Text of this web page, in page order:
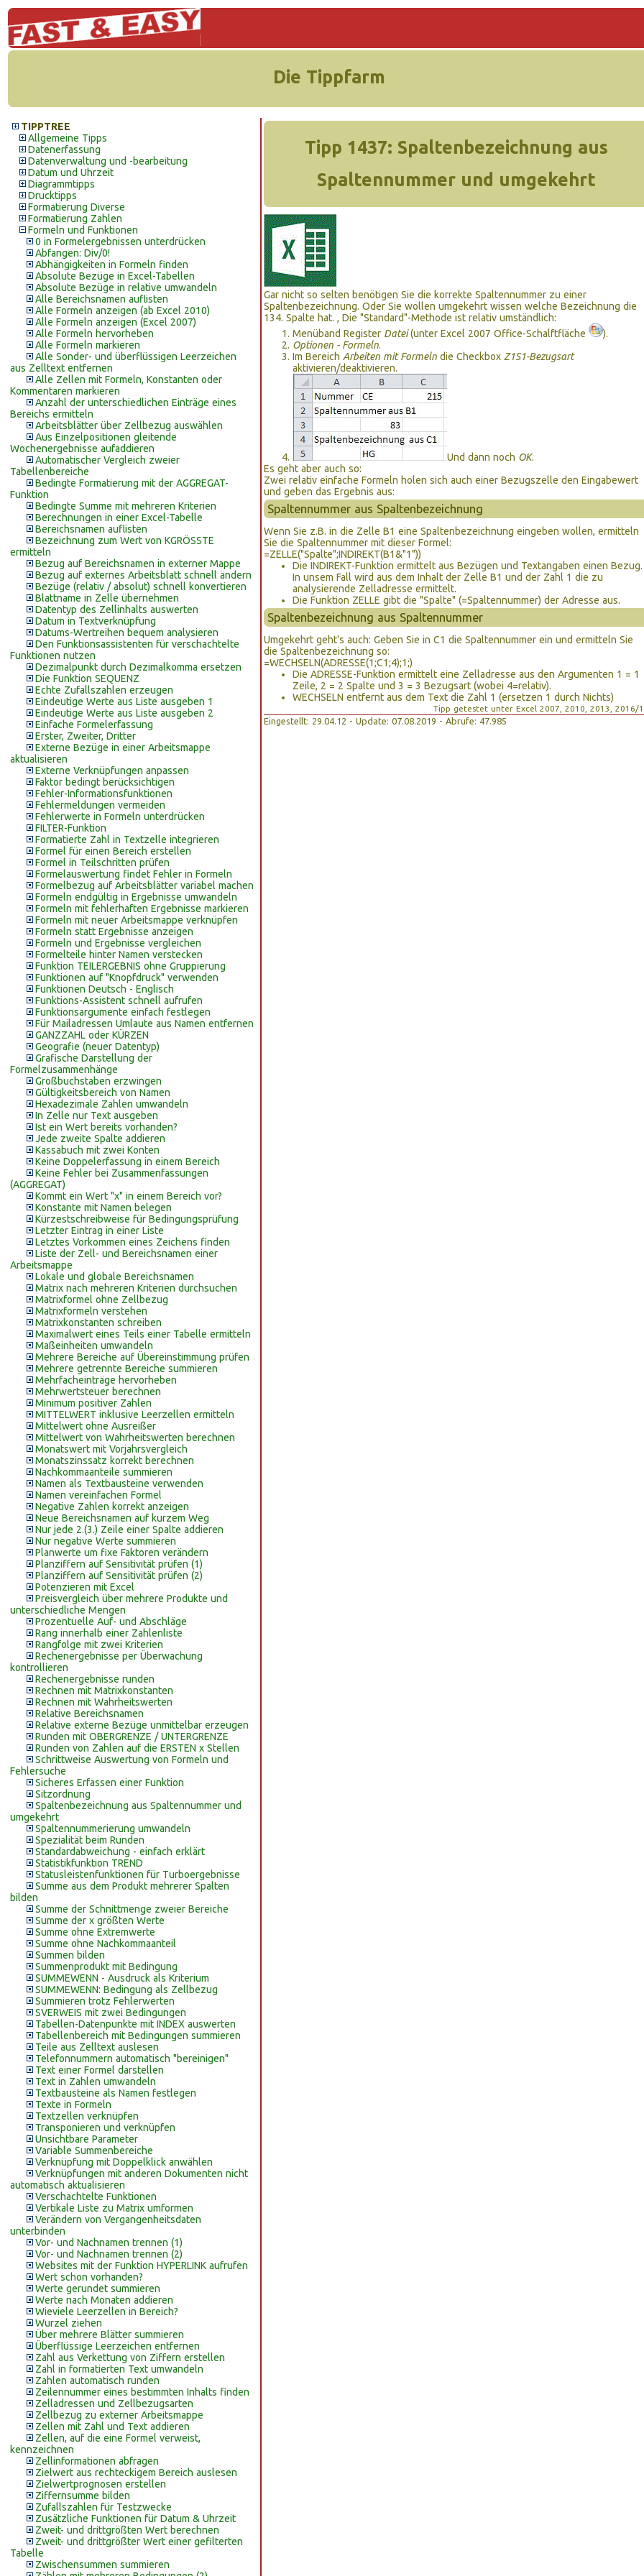
Die Tippfarm
TIPPTREE
Allgemeine Tipps
Datenerfassung
Datenverwaltung und -bearbeitung
Datum und Uhrzeit
Diagrammtipps
Drucktipps
Formatierung Diverse
Formatierung Zahlen
Formeln und Funktionen
0 in Formelergebnissen unterdrücken
Abfangen: Div/0!
Abhängigkeiten in Formeln finden
Absolute Bezüge in Excel-Tabellen
Absolute Bezüge in relative umwandeln
Alle Bereichsnamen auflisten
Alle Formeln anzeigen (ab Excel 2010)
Alle Formeln anzeigen (Excel 2007)
Alle Formeln hervorheben
Alle Formeln markieren
Alle Sonder- und überflüssigen Leerzeichen
aus Zelltext entfernen
Alle Zellen mit Formeln, Konstanten oder
Kommentaren markieren
Anzahl der unterschiedlichen Einträge eines
Bereichs ermitteln
Arbeitsblätter über Zellbezug auswählen
Aus Einzelpositionen gleitende
Wochenergebnisse aufaddieren
Automatischer Vergleich zweier
Tabellenbereiche
Bedingte Formatierung mit der AGGREGAT-
Funktion
Bedingte Summe mit mehreren Kriterien
Berechnungen in einer Excel-Tabelle
Bereichsnamen auflisten
Bezeichnung zum Wert von KGRÖSSTE
ermitteln
Bezug auf Bereichsnamen in externer Mappe
Bezug auf externes Arbeitsblatt schnell ändern
Bezüge (relativ / absolut) schnell konvertieren
Blattname in Zelle übernehmen
Datentyp des Zellinhalts auswerten
Datum in Textverknüpfung
Datums-Wertreihen bequem analysieren
Den Funktionsassistenten für verschachtelte
Funktionen nutzen
Dezimalpunkt durch Dezimalkomma ersetzen
Die Funktion SEQUENZ
Echte Zufallszahlen erzeugen
Eindeutige Werte aus Liste ausgeben 1
Eindeutige Werte aus Liste ausgeben 2
Einfache Formelerfassung
Erster, Zweiter, Dritter
Externe Bezüge in einer Arbeitsmappe
aktualisieren
Externe Verknüpfungen anpassen
Faktor bedingt berücksichtigen
Fehler-Informationsfunktionen
Fehlermeldungen vermeiden
Fehlerwerte in Formeln unterdrücken
FILTER-Funktion
Formatierte Zahl in Textzelle integrieren
Formel für einen Bereich erstellen
Formel in Teilschritten prüfen
Formelauswertung findet Fehler in Formeln
Formelbezug auf Arbeitsblätter variabel machen
Formeln endgültig in Ergebnisse umwandeln
Formeln mit fehlerhaften Ergebnisse markieren
Formeln mit neuer Arbeitsmappe verknüpfen
Formeln statt Ergebnisse anzeigen
Formeln und Ergebnisse vergleichen
Formelteile hinter Namen verstecken
Funktion TEILERGEBNIS ohne Gruppierung
Funktionen auf "Knopfdruck" verwenden
Funktionen Deutsch - Englisch
Funktions-Assistent schnell aufrufen
Funktionsargumente einfach festlegen
Für Mailadressen Umlaute aus Namen entfernen
GANZZAHL oder KÜRZEN
Geografie (neuer Datentyp)
Grafische Darstellung der
Formelzusammenhänge
Großbuchstaben erzwingen
Gültigkeitsbereich von Namen
Hexadezimale Zahlen umwandeln
In Zelle nur Text ausgeben
Ist ein Wert bereits vorhanden?
Jede zweite Spalte addieren
Kassabuch mit zwei Konten
Keine Doppelerfassung in einem Bereich
Keine Fehler bei Zusammenfassungen
(AGGREGAT)
Kommt ein Wert "x" in einem Bereich vor?
Konstante mit Namen belegen
Kürzestschreibweise für Bedingungsprüfung
Letzter Eintrag in einer Liste
Letztes Vorkommen eines Zeichens finden
Liste der Zell- und Bereichsnamen einer
Arbeitsmappe
Lokale und globale Bereichsnamen
Matrix nach mehreren Kriterien durchsuchen
Matrixformel ohne Zellbezug
Matrixformeln verstehen
Matrixkonstanten schreiben
Maximalwert eines Teils einer Tabelle ermitteln
Maßeinheiten umwandeln
Mehrere Bereiche auf Übereinstimmung prüfen
Mehrere getrennte Bereiche summieren
Mehrfacheinträge hervorheben
Mehrwertsteuer berechnen
Minimum positiver Zahlen
MITTELWERT inklusive Leerzellen ermitteln
Mittelwert ohne Ausreißer
Mittelwert von Wahrheitswerten berechnen
Monatswert mit Vorjahrsvergleich
Monatszinssatz korrekt berechnen
Nachkommaanteile summieren
Namen als Textbausteine verwenden
Namen vereinfachen Formel
Negative Zahlen korrekt anzeigen
Neue Bereichsnamen auf kurzem Weg
Nur jede 2.(3.) Zeile einer Spalte addieren
Nur negative Werte summieren
Planwerte um fixe Faktoren verändern
Planziffern auf Sensitivität prüfen (1)
Planziffern auf Sensitivität prüfen (2)
Potenzieren mit Excel
Preisvergleich über mehrere Produkte und
unterschiedliche Mengen
Prozentuelle Auf- und Abschläge
Rang innerhalb einer Zahlenliste
Rangfolge mit zwei Kriterien
Rechenergebnisse per Überwachung
kontrollieren
Rechenergebnisse runden
Rechnen mit Matrixkonstanten
Rechnen mit Wahrheitswerten
Relative Bereichsnamen
Relative externe Bezüge unmittelbar erzeugen
Runden mit OBERGRENZE / UNTERGRENZE
Runden von Zahlen auf die ERSTEN x Stellen
Schrittweise Auswertung von Formeln und
Fehlersuche
Sicheres Erfassen einer Funktion
Sitzordnung
Spaltenbezeichnung aus Spaltennummer und
umgekehrt
Spaltennummerierung umwandeln
Spezialität beim Runden
Standardabweichung - einfach erklärt
Statistikfunktion TREND
Statusleistenfunktionen für Turboergebnisse
Summe aus dem Produkt mehrerer Spalten
bilden
Summe der Schnittmenge zweier Bereiche
Summe der x größten Werte
Summe ohne Extremwerte
Summe ohne Nachkommaanteil
Summen bilden
Summenprodukt mit Bedingung
SUMMEWENN - Ausdruck als Kriterium
SUMMEWENN: Bedingung als Zellbezug
Summieren trotz Fehlerwerten
SVERWEIS mit zwei Bedingungen
Tabellen-Datenpunkte mit INDEX auswerten
Tabellenbereich mit Bedingungen summieren
Teile aus Zelltext auslesen
Telefonnummern automatisch "bereinigen"
Text einer Formel darstellen
Text in Zahlen umwandeln
Textbausteine als Namen festlegen
Texte in Formeln
Textzellen verknüpfen
Transponieren und verknüpfen
Unsichtbare Parameter
Variable Summenbereiche
Verknüpfung mit Doppelklick anwählen
Verknüpfungen mit anderen Dokumenten nicht
automatisch aktualisieren
Verschachtelte Funktionen
Vertikale Liste zu Matrix umformen
Verändern von Vergangenheitsdaten
unterbinden
Vor- und Nachnamen trennen (1)
Vor- und Nachnamen trennen (2)
Websites mit der Funktion HYPERLINK aufrufen
Wert schon vorhanden?
Werte gerundet summieren
Werte nach Monaten addieren
Wieviele Leerzellen in Bereich?
Wurzel ziehen
Über mehrere Blätter summieren
Überflüssige Leerzeichen entfernen
Zahl aus Verkettung von Ziffern erstellen
Zahl in formatierten Text umwandeln
Zahlen automatisch runden
Zeilennummer eines bestimmten Inhalts finden
Zelladressen und Zellbezugsarten
Zellbezug zu externer Arbeitsmappe
Zellen mit Zahl und Text addieren
Zellen, auf die eine Formel verweist,
kennzeichnen
Zellinformationen abfragen
Zielwert aus rechteckigem Bereich auslesen
Zielwertprognosen erstellen
Ziffernsumme bilden
Zufallszahlen für Testzwecke
Zusätzliche Funktionen für Datum & Uhrzeit
Zweit- und drittgrößten Wert berechnen
Zweit- und drittgrößter Wert einer gefilterten
Tabelle
Zwischensummen summieren
Tipp 1437: Spaltenbezeichnung aus
Spaltennummer und umgekehrt
Gar nicht so selten benötigen Sie die korrekte Spaltennummer zu einer
Spaltenbezeichnung. Oder Sie wollen umgekehrt wissen welche Bezeichnung die
134. Spalte hat. , Die "Standard"-Methode ist relativ umständlich:
Menüband Register Datei(unter Excel 2007 Office-Schalftfläche
).
Optionen - Formeln.
Im Bereich Arbeiten mit Formeln die Checkbox Z1S1-Bezugsart
aktivieren/deaktivieren.
Und dann noch OK.
Es geht aber auch so:
Zwei relativ einfache Formeln holen sich auch einer Bezugszelle den Eingabewert
und geben das Ergebnis aus:
Spaltennummer aus Spaltenbezeichnung
Wenn Sie z.B. in die Zelle B1 eine Spaltenbezeichnung eingeben wollen, ermitteln
Sie die Spaltennummer mit dieser Formel:
=ZELLE("Spalte";INDIREKT(B1&"1"))
Die INDIREKT-Funktion ermittelt aus Bezügen und Textangaben einen Bezug.
In unsem Fall wird aus dem Inhalt der Zelle B1 und der Zahl 1 die zu
analysierende Zelladresse ermittelt.
Die Funktion ZELLE gibt die "Spalte" (=Spaltennummer) der Adresse aus.
Spaltenbezeichnung aus Spaltennummer
Umgekehrt geht's auch: Geben Sie in C1 die Spaltennummer ein und ermitteln Sie
die Spaltenbezeichnung so:
=WECHSELN(ADRESSE(1;C1;4);1;)
Die ADRESSE-Funktion ermittelt eine Zelladresse aus den Argumenten 1 = 1
Zeile, 2 = 2 Spalte und 3 = 3 Bezugsart (wobei 4=relativ).
WECHSELN entfernt aus dem Text die Zahl 1 (ersetzen 1 durch Nichts)
Tipp getestet unter Excel 2007, 2010, 2013, 2016/
Eingestellt: 29.04.12 - Update: 07.08.2019 - Abrufe: 47.985